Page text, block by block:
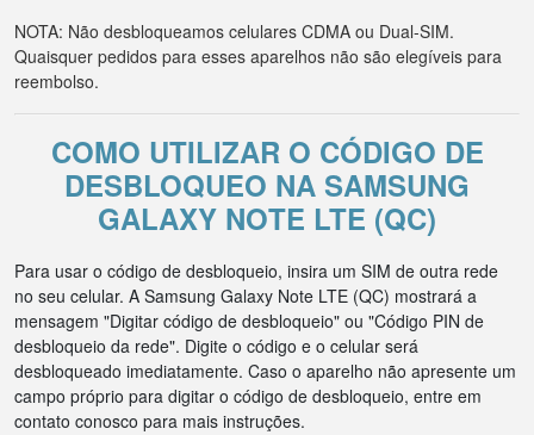
NOTA: Não desbloqueamos celulares CDMA ou Dual-SIM.
Quaisquer pedidos para esses aparelhos não são elegíveis para
reembolso.
COMO UTILIZAR O CÓDIGO DE
DESBLOQUEO NA SAMSUNG
GALAXY NOTE LTE (QC)
Para usar o código de desbloqueio, insira um SIM de outra rede
no seu celular. A Samsung Galaxy Note LTE (QC) mostrará a
mensagem "Digitar código de desbloqueio" ou "Código PIN de
desbloqueio da rede". Digite o código e o celular será
desbloqueado imediatamente. Caso o aparelho não apresente um
campo próprio para digitar o código de desbloqueio, entre em
contato conosco para mais instruções.